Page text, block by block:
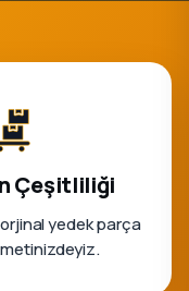
Çeşitliliği
yedek parça